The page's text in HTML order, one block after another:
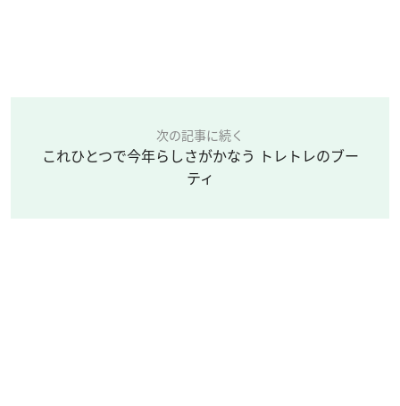
次の記事に続く
これひとつで今年らしさがかなう トレトレのブー
ティ